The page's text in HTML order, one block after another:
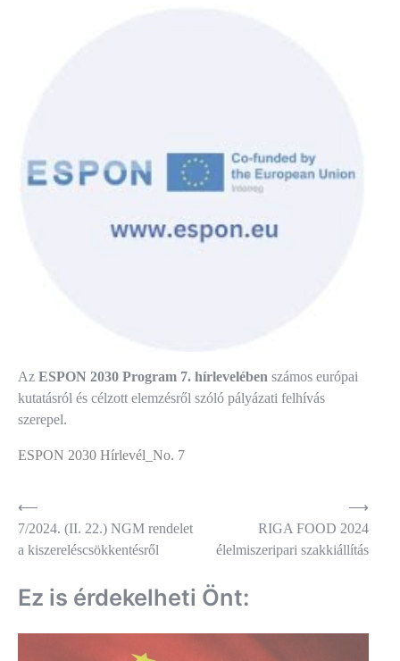
Az ESPON 2030 Program 7. hírlevelében számos európai
kutatásról és célzott elemzésről szóló pályázati felhívás
szerepel.
ESPON 2030 Hírlevél_No. 7
Bejegyzés
navigáció
⟵
7/2024. (II. 22.) NGM rendelet
a kiszereléscsökkentésről
RIGA FOOD 2024
élelmiszeripari szakkiállítás
⟶
Ez is érdekelheti Önt: